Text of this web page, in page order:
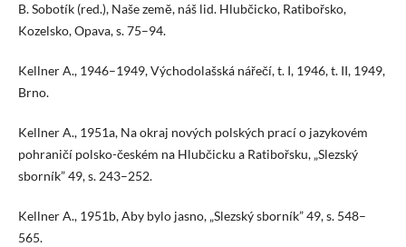
B. Sobotík (red.), Naše země, náš lid. Hlubčicko, Ratibořsko,
Kozelsko, Opava, s. 75–94.
Kellner A., 1946–1949, Východolašská nářečí, t. I, 1946, t. II, 1949,
Brno.
Kellner A., 1951a, Na okraj nových polských prací o jazykovém
pohraničí polsko-českém na Hlubčicku a Ratibořsku, „Slezský
sborník” 49, s. 243–252.
Kellner A., 1951b, Aby bylo jasno, „Slezský sborník” 49, s. 548–
565.